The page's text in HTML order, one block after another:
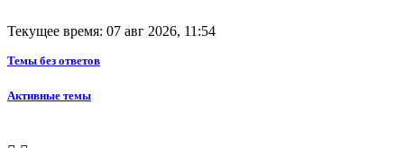
Текущее время: 07 авг 2026, 11:54
Темы без ответов
Активные темы